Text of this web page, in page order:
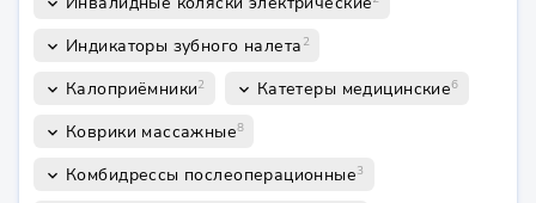
keyboard_arrow_down Индикаторы зубного налета 2
keyboard_arrow_down Калоприёмники2 keyboard_arrow_down Катетеры медицинские6
keyboard_arrow_down Коврики массажные8
keyboard_arrow_down Комбидрессы послеоперационные3